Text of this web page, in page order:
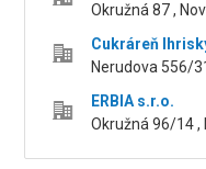
Okružná 87 ,
Cukráreň
Nerudova 556/
ERBIA s.r.o.
Okružná 96/14 ,